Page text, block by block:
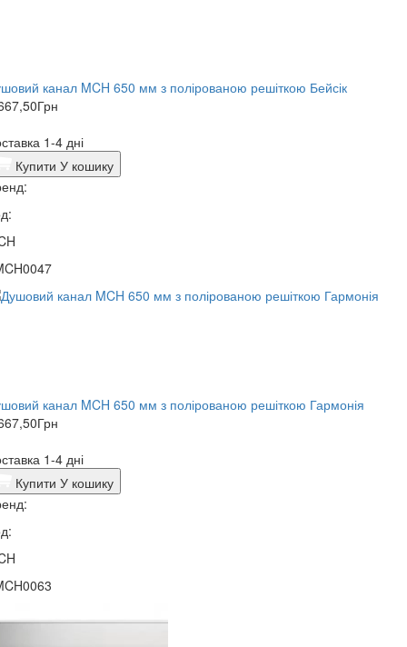
канал MCH 650 мм з полірованою решіткою Бейсік
Грн
1-4 дні
Купити У кошику
канал MCH 650 мм з полірованою решіткою Гармонія
Грн
1-4 дні
Купити У кошику